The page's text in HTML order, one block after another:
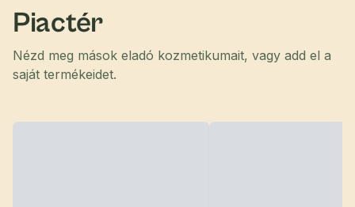
Piactér
Nézd meg mások eladó kozmetikumait, vagy add el a
saját termékeidet.